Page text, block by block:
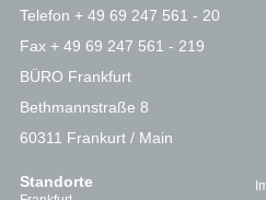
Telefon + 49 69 247 561 - 20
Fax + 49 69 247 561 - 219
BÜRO Frankfurt
Bethmannstraße 8
60311 Frankurt / Main
Standorte